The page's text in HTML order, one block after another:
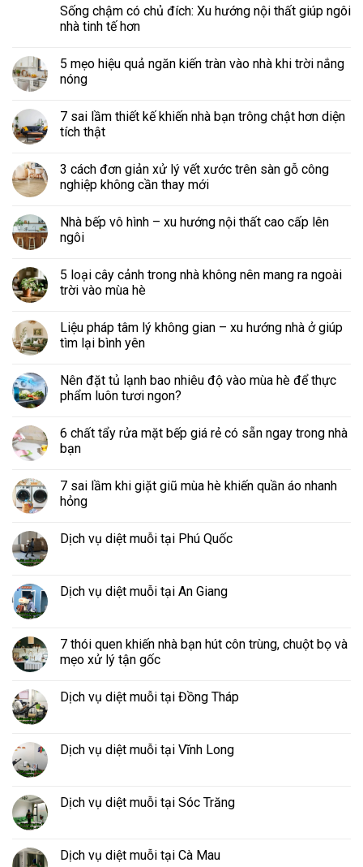
Sống chậm có chủ đích: Xu hướng nội thất giúp ngôi
nhà tinh tế hơn
5 mẹo hiệu quả ngăn kiến tràn vào nhà khi trời nắng
nóng
7 sai lầm thiết kế khiến nhà bạn trông chật hơn diện
tích thật
3 cách đơn giản xử lý vết xước trên sàn gỗ công
nghiệp không cần thay mới
Nhà bếp vô hình – xu hướng nội thất cao cấp lên
ngôi
5 loại cây cảnh trong nhà không nên mang ra ngoài
trời vào mùa hè
Liệu pháp tâm lý không gian – xu hướng nhà ở giúp
tìm lại bình yên
Nên đặt tủ lạnh bao nhiêu độ vào mùa hè để thực
phẩm luôn tươi ngon?
6 chất tẩy rửa mặt bếp giá rẻ có sẵn ngay trong nhà
bạn
7 sai lầm khi giặt giũ mùa hè khiến quần áo nhanh
hỏng
Dịch vụ diệt muỗi tại Phú Quốc
Dịch vụ diệt muỗi tại An Giang
7 thói quen khiến nhà bạn hút côn trùng, chuột bọ và
mẹo xử lý tận gốc
Dịch vụ diệt muỗi tại Đồng Tháp
Dịch vụ diệt muỗi tại Vĩnh Long
Dịch vụ diệt muỗi tại Sóc Trăng
Dịch vụ diệt muỗi tại Cà Mau